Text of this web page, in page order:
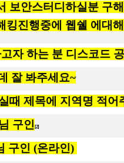
보안스터디하실분 구
킹진행중에 웹쉘 에대
자 하는 분 디스코드
잘 봐주세요~
때 제목에 지역명 적어
구인 [2]
구인 (온라인)